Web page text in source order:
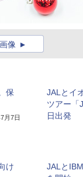
像
保
月7日
JALとイ
ツアー「
日出発
け
JALと